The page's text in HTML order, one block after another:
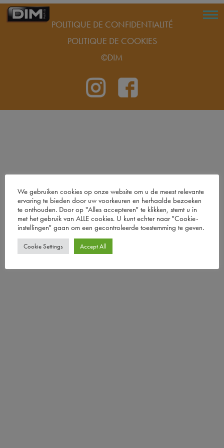
POLITIQUE DE CONFIDENTIALITÉ
POLITIQUE DE COOKIES
©DIM
We gebruiken cookies op onze website om u de meest relevante
ervaring te bieden door uw voorkeuren en herhaalde bezoeken
te onthouden. Door op "Alles accepteren" te klikken, stemt u in
met het gebruik van ALLE cookies. U kunt echter naar "Cookie-
instellingen" gaan om een ​​gecontroleerde toestemming te geven.
Cookie Settings Accept All